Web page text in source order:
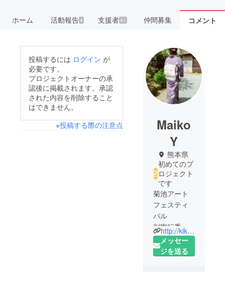
ホーム 活動報告4 支援者41 仲間募集 コメント
投稿するには ログイン が
必要です。
プロジェクトオーナーの承
認後に掲載されます。承認
された内容を削除すること
はできません。
※投稿する際の注意点
Maiko
Y
熊本県
初めてのプ
ロジェクト
です
菊池アート
フェスティ
バル
副実行委員
長です！
http://kikuchi-artfes.com/
メッセー
ジを送る